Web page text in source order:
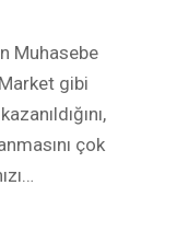
Muhasebe
gibi
çok